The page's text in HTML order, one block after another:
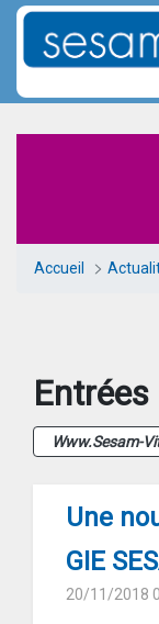
Saut au contenu
Accueil
Www.sesam-
Une
GIE
20/11/2018
Panneau de